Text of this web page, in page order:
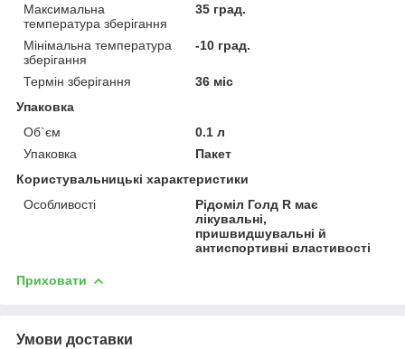
Максимальна
температура зберігання
35 град.
Мінімальна температура
зберігання
-10 град.
Термін зберігання
36 міс
Упаковка
Об`єм
0.1 л
Упаковка
Пакет
Користувальницькі характеристики
Особливості
Рідоміл Голд R має
лікувальні,
пришвидшувальні й
антиспортивні властивості
Приховати
Умови доставки